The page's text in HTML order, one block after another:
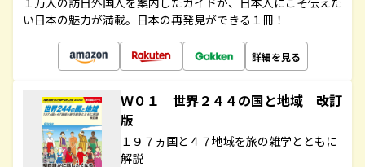
い日本の魅力が満載。日本の再発見ができる１冊！
詳細を見る
Ｗ０１ 世界２４４の国と地域 改訂
版
１９７ヵ国と４７地域を旅の雑学とともに
解説